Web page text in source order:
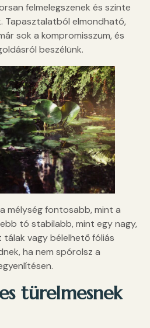
felmelegszenek és szinte
Tapasztalatból elmondható,
sok a kompromisszum, és
beszélünk.
mélység fontosabb, mint a
tó stabilabb, mint egy nagy,
vagy bélelhető fóliás
ha nem spórolsz a
türelmesnek